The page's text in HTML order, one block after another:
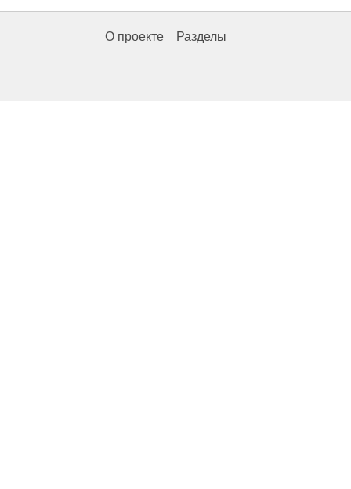
О проекте Разделы